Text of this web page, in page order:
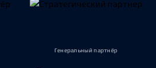
Генеральный партнёр